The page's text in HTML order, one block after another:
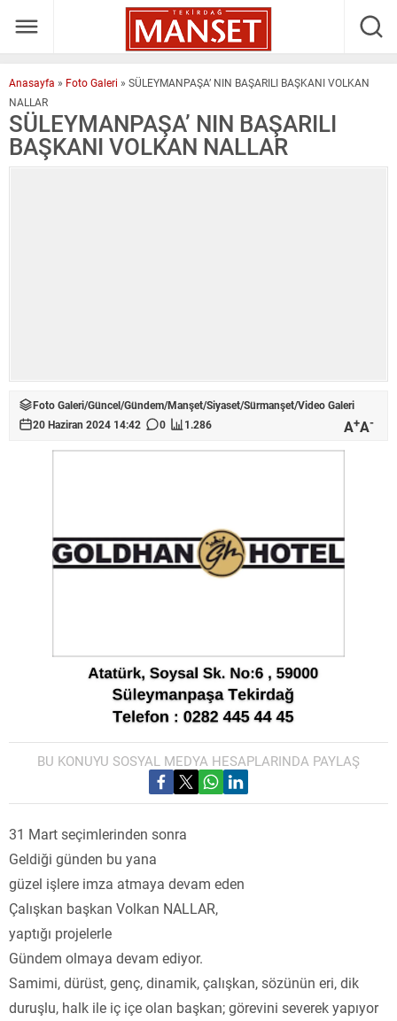
Anasayfa » Foto Galeri » SÜLEYMANPAŞA’ NIN BAŞARILI BAŞKANI VOLKAN
NALLAR
SÜLEYMANPAŞA’ NIN BAŞARILI
BAŞKANI VOLKAN NALLAR
Foto Galeri/Güncel/Gündem/Manşet/Siyaset/Sürmanşet/Video Galeri
20 Haziran 2024 14:42
0 1.286 A+A-
BU KONUYU SOSYAL MEDYA HESAPLARINDA PAYLAŞ
31 Mart seçimlerinden sonra
Geldiği günden bu yana
güzel işlere imza atmaya devam eden
Çalışkan başkan Volkan NALLAR,
yaptığı projelerle
Gündem olmaya devam ediyor.
Samimi, dürüst, genç, dinamik, çalışkan, sözünün eri, dik
duruşlu, halk ile iç içe olan başkan; görevini severek yapıyor